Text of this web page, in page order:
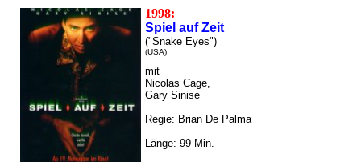
1998:
Spiel auf Zeit
("Snake Eyes")
(USA)
mit
Nicolas Cage,
Gary Sinise
Regie: Brian De Palma
Länge: 99 Min.